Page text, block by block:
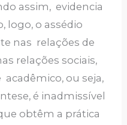
assim, evidencia
logo, o assédio
nas relações de
relações sociais,
ou seja,
é inadmissível
obtêm a prática